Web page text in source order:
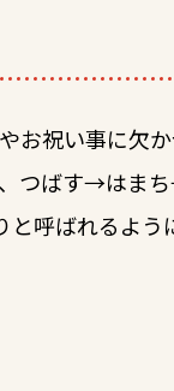
お祝い事に欠
つばす→はま
呼ばれるよう